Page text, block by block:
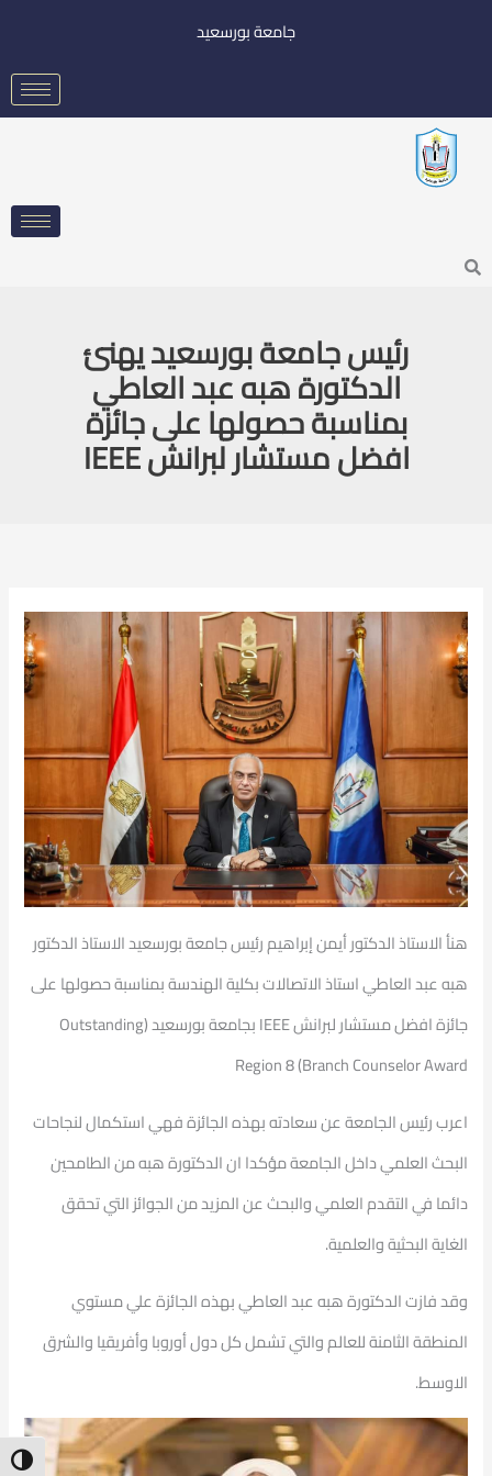
جامعة بورسعيد
Search
رئيس جامعة بورسعيد يهنئ
الدكتورة هبه عبد العاطي
بمناسبة حصولها على جائزة
افضل مستشار لبرانش IEEE
هنأ الاستاذ الدكتور أيمن إبراهيم رئيس جامعة بورسعيد الاستاذ الدكتور
هبه عبد العاطي استاذ الاتصالات بكلية الهندسة بمناسبة حصولها على
جائزة افضل مستشار لبرانش IEEE بجامعة بورسعيد ‏(Outstanding
Branch Counselor Award) Region 8
اعرب رئيس الجامعة عن سعادته بهذه الجائزة فهي استكمال لنجاحات
البحث العلمي داخل الجامعة مؤكدا ان الدكتورة هبه من الطامحين
دائما في التقدم العلمي والبحث عن المزيد من الجوائز التي تحقق
الغاية البحثية والعلمية.
وقد فازت الدكتورة هبه عبد العاطي بهذه الجائزة علي مستوي
المنطقة الثامنة للعالم والتي تشمل كل دول أوروبا وأفريقيا والشرق
الاوسط.